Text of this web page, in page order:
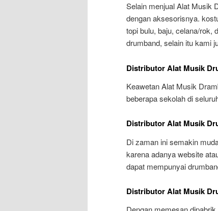
Selain menjual Alat Musik
dengan aksesorisnya.
topi bulu, baju, celana/rok,
drumband, selain itu kami
Distributor Alat Musik
Keawetan Alat Musik
beberapa sekolah di
Distributor Alat Musik
Di zaman ini semakin
karena adanya website
dapat mempunyai
Distributor Alat Musik